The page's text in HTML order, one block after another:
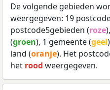
De volgende gebieden
weergegeven: 19
postcode5gebieden (roze
(groen), 1 gemeente (geel
land (oranje). Het
het rood weergegeven.